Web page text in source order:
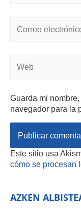
Guarda mi
navegador para la
Este sitio usa
cómo se procesan
AZKEN